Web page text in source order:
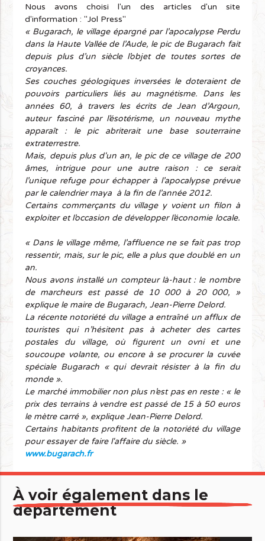
Nous avons choisi l'un des articles d'un site
d'information : "Jol Press"
« Bugarach, le village épargné par l’apocalypse Perdu
dans la Haute Vallée de l’Aude, le pic de Bugarach fait
depuis plus d’un siècle l’objet de toutes sortes de
croyances.
Ses couches géologiques inversées le doteraient de
pouvoirs particuliers liés au magnétisme. Dans les
années 60, à travers les écrits de Jean d’Argoun,
auteur fasciné par l’ésotérisme, un nouveau mythe
apparaît : le pic abriterait une base souterraine
extraterrestre.
Mais, depuis plus d'un an, le pic de ce village de 200
âmes, intrigue pour une autre raison : ce serait
l’unique refuge pour échapper à l’apocalypse prévue
par le calendrier maya à la fin de l’année 2012.
Certains commerçants du village y voient un filon à
exploiter et l’occasion de développer l’économie locale.
« Dans le village même, l’affluence ne se fait pas trop
ressentir, mais, sur le pic, elle a plus que doublé en un
an.
Nous avons installé un compteur là-haut : le nombre
de marcheurs est passé de 10 000 à 20 000, »
explique le maire de Bugarach, Jean-Pierre Delord.
La récente notoriété du village a entraîné un afflux de
touristes qui n’hésitent pas à acheter des cartes
postales du village, où figurent un ovni et une
soucoupe volante, ou encore à se procurer la cuvée
spéciale Bugarach « qui devrait résister à la fin du
monde ».
Le marché immobilier non plus n’est pas en reste : « le
prix des terrains à vendre est passé de 15 à 50 euros
le mètre carré », explique Jean-Pierre Delord.
Certains habitants profitent de la notoriété du village
pour essayer de faire l'affaire du siècle. »
www.bugarach.fr
À voir également dans le
département